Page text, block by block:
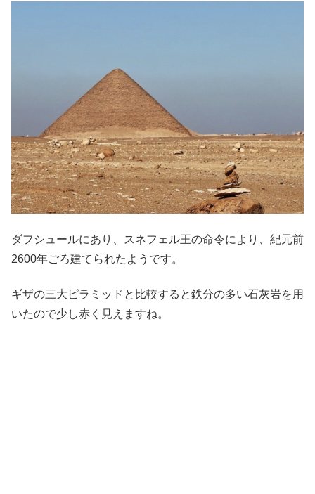
ダフシュールにあり、スネフェル王の命令により、紀元前
2600年ごろ建てられたようです。
ギザの三大ピラミッドと比較すると鉄分の多い石灰岩を用
いたので少し赤く見えますね。